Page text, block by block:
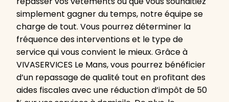
simplement gagner du temps, notre équipe se
charge de tout. Vous pourrez déterminer la
fréquence des interventions et le type de
service qui vous convient le mieux. Grâce à
VIVASERVICES Le Mans, vous pourrez bénéficier
d’un repassage de qualité tout en profitant des
aides fiscales avec une réduction d’impôt de 50